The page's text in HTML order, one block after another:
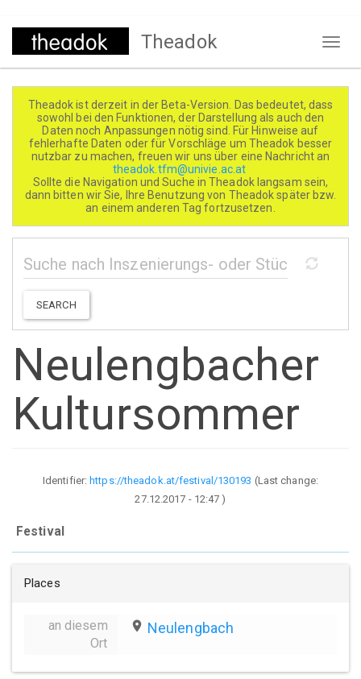
Direkt
Theadok
Theadok ist derzeit in der Beta-Version. Das bedeutet, dass
sowohl bei den Funktionen, der Darstellung als auch den
Daten noch Anpassungen nötig sind. Für Hinweise auf
fehlerhafte Daten oder für Vorschläge um Theadok besser
nutzbar zu machen, freuen wir uns über eine Nachricht an
theadok.tfm@univie.ac.at
Sollte die Navigation und Suche in Theadok langsam sein,
dann bitten wir Sie, Ihre Benutzung von Theadok später bzw.
an einem anderen Tag fortzusetzen.
SEARCH
Neulengbacher
Kultursommer
Identifier:https://theadok.at/festival/130193 (Last change:
27.12.2017 - 12:47 )
Festival
Places
an diesem
Ort
place Neulengbach